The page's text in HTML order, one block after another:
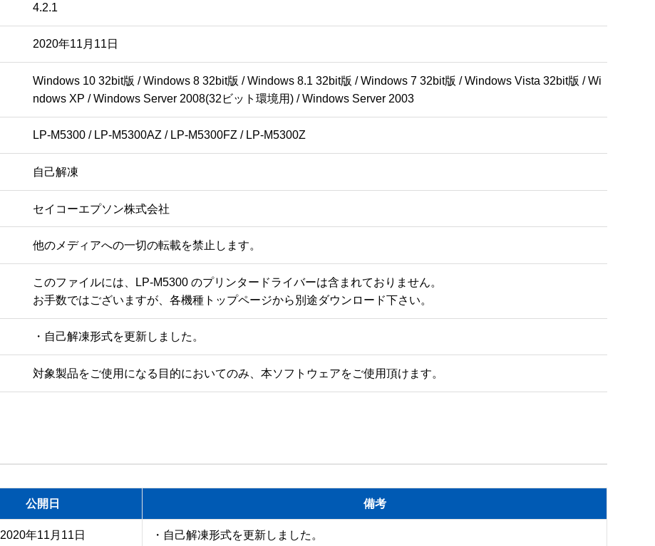
4.2.1
2020年11月11日
Windows 10 32bit版 / Windows 8 32bit版 / Windows 8.1 32bit版 / Windows 7 32bit版 / Windows Vista 32bit版 / Wi
ndows XP / Windows Server 2008(32ビット環境用) / Windows Server 2003
LP-M5300 / LP-M5300AZ / LP-M5300FZ / LP-M5300Z
自己解凍
セイコーエプソン株式会社
他のメディアへの一切の転載を禁止します。
このファイルには、LP-M5300 のプリンタードライバーは含まれておりません。
・自己解凍形式を更新しました。
対象製品をご使用になる目的においてのみ、本ソフトウェアをご使用頂けます。
公開日 備考
2020年11月11日 ・自己解凍形式を更新しました。